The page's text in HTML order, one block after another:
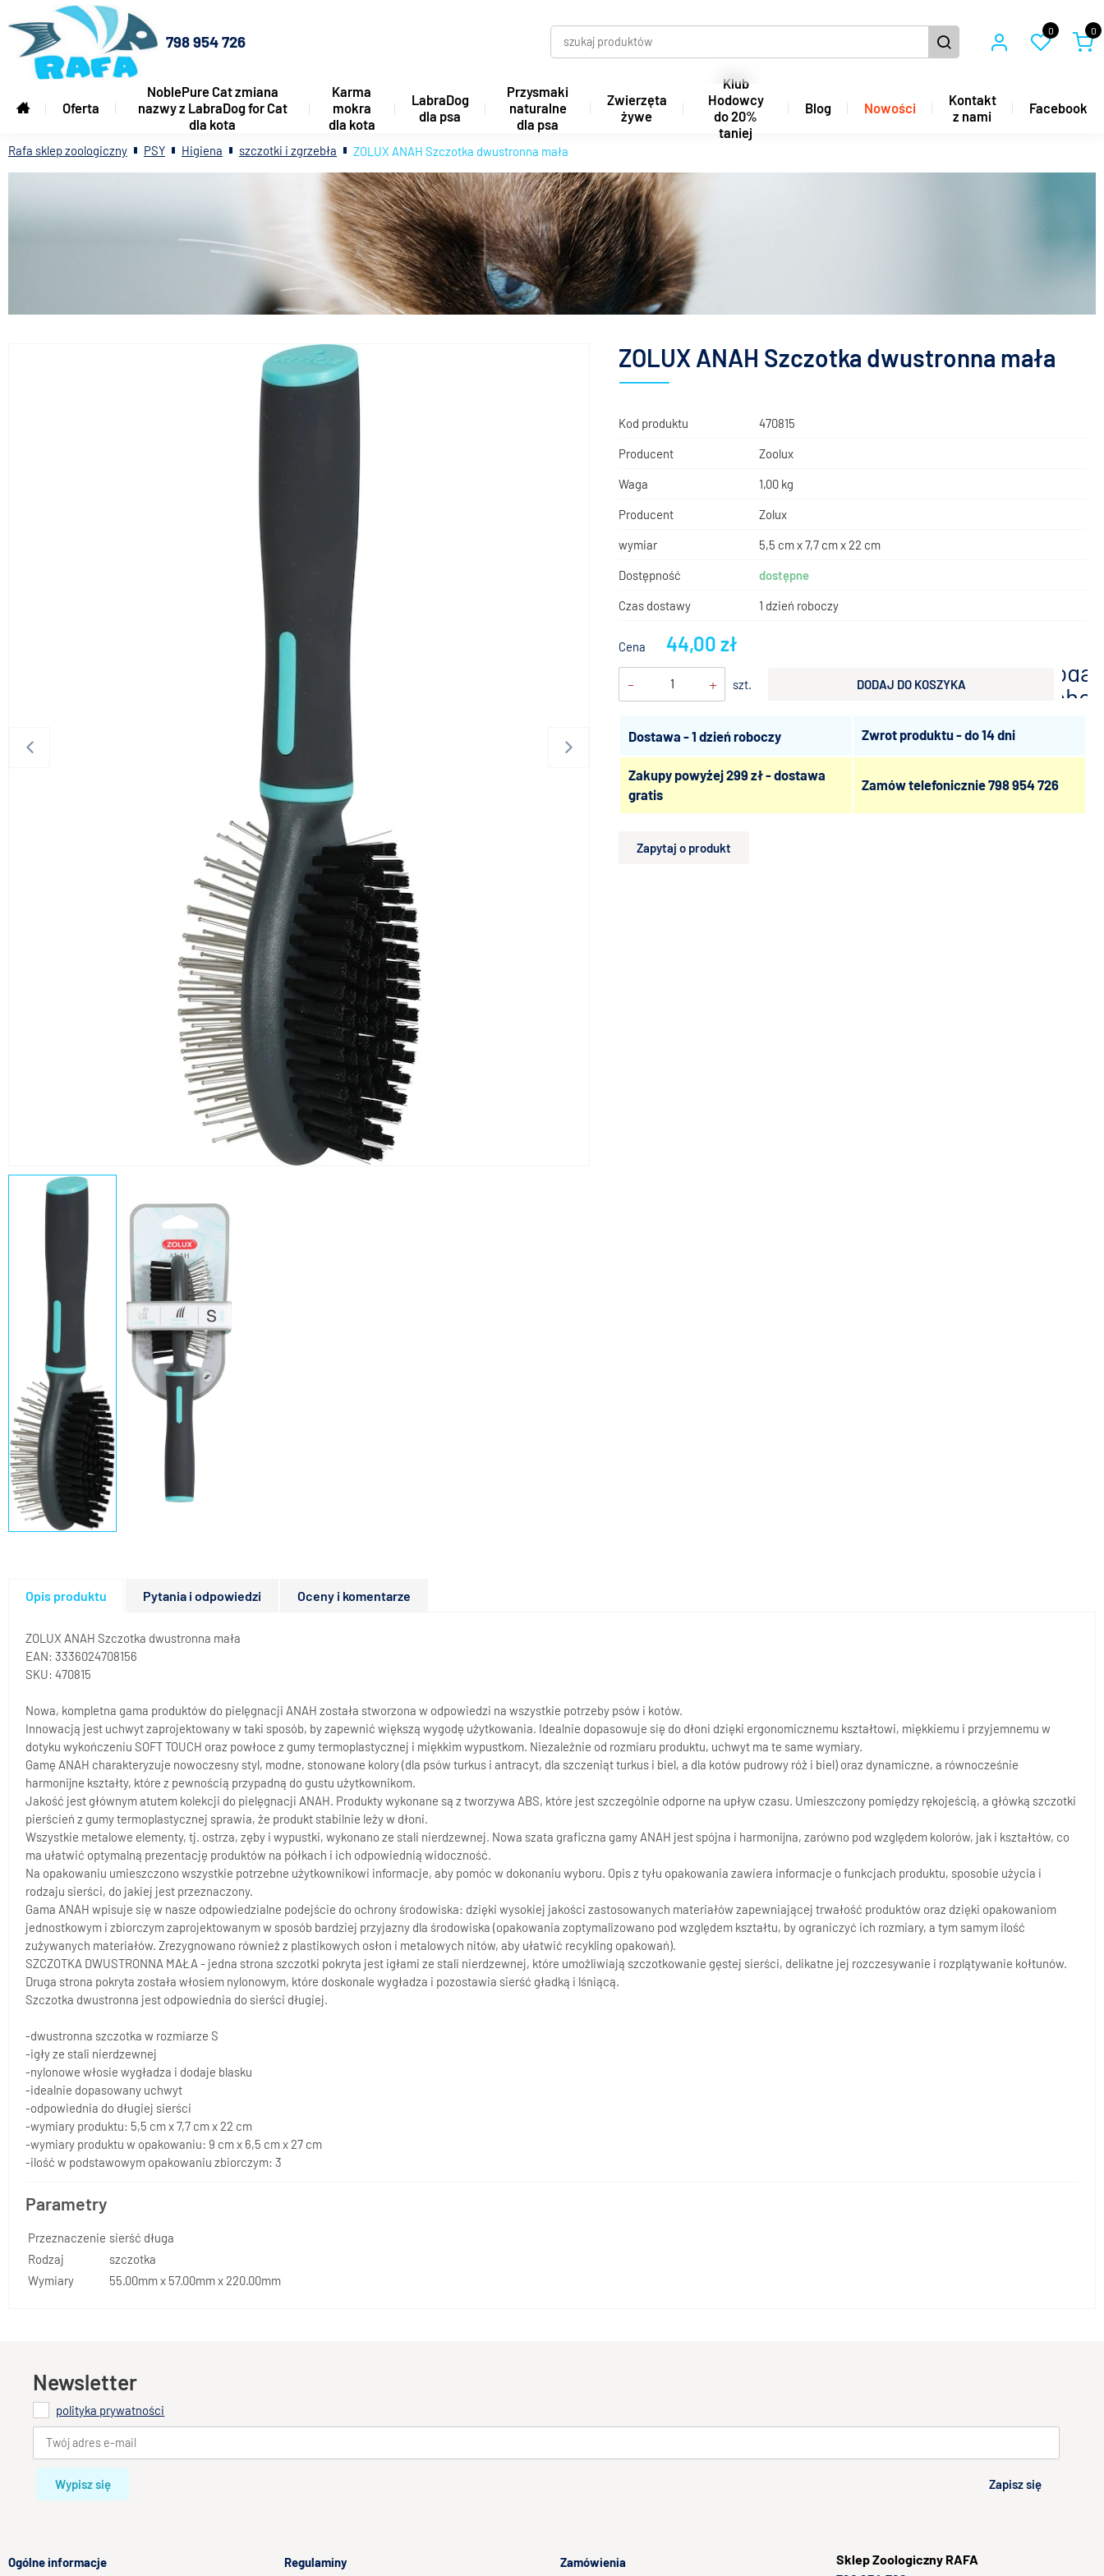
798 954 726
0 0
Oferta
NoblePure Cat zmiana
nazwy z LabraDog for Cat
dla kota
Karma
mokra
dla kota
LabraDog
dla psa
Przysmaki
naturalne
dla psa
Zwierzęta
żywe
Klub
Hodowcy
do 20%
taniej
Blog Nowości
Kontakt
z nami
Facebook
Rafa sklep zoologiczny PSY Higiena szczotki i zgrzebła ZOLUX ANAH Szczotka dwustronna mała
ZOLUX ANAH Szczotka dwustronna mała
Kod produktu 470815
Producent Zoolux
Waga 1,00 kg
Producent Zolux
wymiar 5,5 cm x 7,7 cm x 22 cm
Dostępność dostępne
Czas dostawy 1 dzień roboczy
Cena 44,00 zł
- + szt. DODAJ DO KOSZYKA
Dostawa - 1 dzień roboczy Zwrot produktu - do 14 dni
Zakupy powyżej 299 zł - dostawa
gratis
Zamów telefonicznie798 954 726
Zapytaj o produkt
Opis produktu Pytania i odpowiedzi Oceny i komentarze
ZOLUX ANAH Szczotka dwustronna mała
EAN: 3336024708156
SKU: 470815
Nowa, kompletna gama produktów do pielęgnacji ANAH została stworzona w odpowiedzi na wszystkie potrzeby psów i kotów.
Innowacją jest uchwyt zaprojektowany w taki sposób, by zapewnić większą wygodę użytkowania. Idealnie dopasowuje się do dłoni dzięki ergonomicznemu kształtowi, miękkiemu i przyjemnemu w
dotyku wykończeniu SOFT TOUCH oraz powłoce z gumy termoplastycznej i miękkim wypustkom. Niezależnie od rozmiaru produktu, uchwyt ma te same wymiary.
Gamę ANAH charakteryzuje nowoczesny styl, modne, stonowane kolory (dla psów turkus i antracyt, dla szczeniąt turkus i biel, a dla kotów pudrowy róż i biel) oraz dynamiczne, a równocześnie
harmonijne kształty, które z pewnością przypadną do gustu użytkownikom.
Jakość jest głównym atutem kolekcji do pielęgnacji ANAH. Produkty wykonane są z tworzywa ABS, które jest szczególnie odporne na upływ czasu. Umieszczony pomiędzy rękojeścią, a główką szczotki
pierścień z gumy termoplastycznej sprawia, że produkt stabilnie leży w dłoni.
Wszystkie metalowe elementy, tj. ostrza, zęby i wypustki, wykonano ze stali nierdzewnej. Nowa szata graficzna gamy ANAH jest spójna i harmonijna, zarówno pod względem kolorów, jak i kształtów, co
ma ułatwić optymalną prezentację produktów na półkach i ich odpowiednią widoczność.
Na opakowaniu umieszczono wszystkie potrzebne użytkownikowi informacje, aby pomóc w dokonaniu wyboru. Opis z tyłu opakowania zawiera informacje o funkcjach produktu, sposobie użycia i
rodzaju sierści, do jakiej jest przeznaczony.
Gama ANAH wpisuje się w nasze odpowiedzialne podejście do ochrony środowiska: dzięki wysokiej jakości zastosowanych materiałów zapewniającej trwałość produktów oraz dzięki opakowaniom
jednostkowym i zbiorczym zaprojektowanym w sposób bardziej przyjazny dla środowiska (opakowania zoptymalizowano pod względem kształtu, by ograniczyć ich rozmiary, a tym samym ilość
zużywanych materiałów. Zrezygnowano również z plastikowych osłon i metalowych nitów, aby ułatwić recykling opakowań).
SZCZOTKA DWUSTRONNA MAŁA - jedna strona szczotki pokryta jest igłami ze stali nierdzewnej, które umożliwiają szczotkowanie gęstej sierści, delikatne jej rozczesywanie i rozplątywanie kołtunów.
Druga strona pokryta została włosiem nylonowym, które doskonale wygładza i pozostawia sierść gładką i lśniącą.
Szczotka dwustronna jest odpowiednia do sierści długiej.
-dwustronna szczotka w rozmiarze S
-igły ze stali nierdzewnej
-nylonowe włosie wygładza i dodaje blasku
-idealnie dopasowany uchwyt
-odpowiednia do długiej sierści
-wymiary produktu: 5,5 cm x 7,7 cm x 22 cm
-wymiary produktu w opakowaniu: 9 cm x 6,5 cm x 27 cm
-ilość w podstawowym opakowaniu zbiorczym: 3
Parametry
Przeznaczenie sierść długa
Rodzaj
szczotka
Wymiary
55.00mm x 57.00mm x 220.00mm
Newsletter
polityka prywatności
Wypisz się Zapisz się
Ogólne informacje Regulaminy Zamówienia SklepZoologiczny RAFA